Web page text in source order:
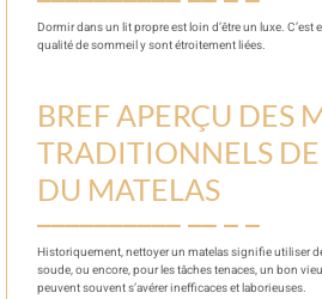
Dormir dans un lit propre est loin d’être un luxe. C’est
qualité de sommeil y sont étroitement liées.
BREF APERÇU DES
TRADITIONNELS
DU MATELAS
Historiquement, nettoyer un matelas signifie utiliser
soude, ou encore, pour les tâches tenaces, un bon
peuvent souvent s’avérer inefficaces et laborieuses.